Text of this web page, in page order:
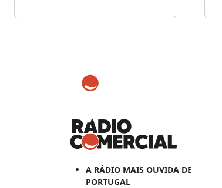
A RÁDIO MAIS OUVIDA DE
PORTUGAL